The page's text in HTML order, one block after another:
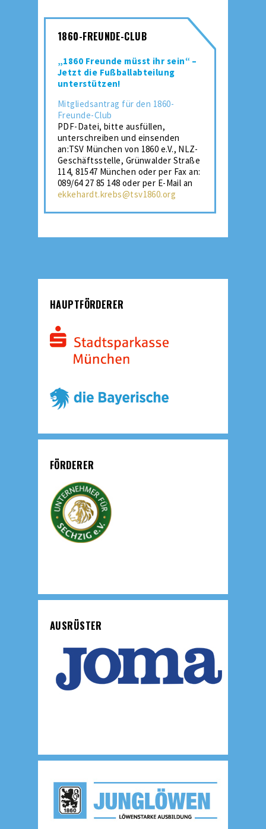
1860-FREUNDE-CLUB
„1860 Freunde müsst ihr sein“ –
Jetzt die Fußballabteilung
unterstützen!
Mitgliedsantrag für den 1860-
Freunde-Club
PDF-Datei, bitte ausfüllen,
unterschreiben und einsenden
an:TSV München von 1860 e.V., NLZ-
Geschäftsstelle, Grünwalder Straße
114, 81547 München oder per Fax an:
089/64 27 85 148 oder per E-Mail an
ekkehardt.krebs@tsv1860.org
HAUPTFÖRDERER
FÖRDERER
AUSRÜSTER